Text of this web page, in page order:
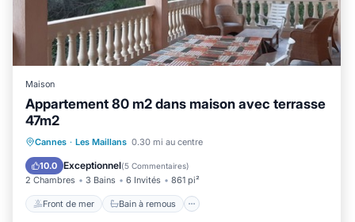
Maison
Appartement 80 m2 dans maison avec terrasse
47m2
Cannes · Les Maillans 0.30 mi au centre
10.0 Exceptionnel(5 Commentaires)
2 Chambres 3 Bains 6 Invités 861 pi²
Front de mer Bain à remous
Front de mer
Bain à remous
Cheminée/Chauffage